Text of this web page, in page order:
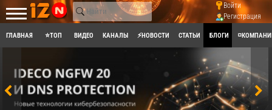
Войти
Регистрация
ГЛАВНАЯ ⭐ТОП ВИДЕО КАНАЛЫ ⚡НОВОСТИ СТАТЬИ БЛОГИ